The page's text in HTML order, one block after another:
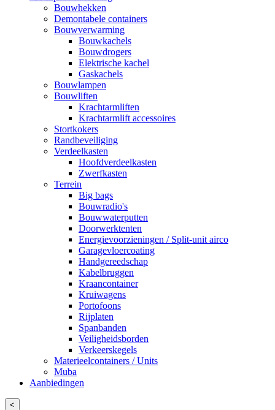
Bouwhekken
Demontabele containers
Bouwverwarming
Bouwkachels
Bouwdrogers
Elektrische kachel
Gaskachels
Bouwlampen
Bouwliften
Krachtarmliften
Krachtarmlift accessoires
Stortkokers
Randbeveiliging
Verdeelkasten
Hoofdverdeelkasten
Zwerfkasten
Terrein
Big bags
Bouwradio's
Bouwwaterputten
Doorwerktenten
Energievoorzieningen / Split-unit airco
Garagevloercoating
Handgereedschap
Kabelbruggen
Kraancontainer
Kruiwagens
Portofoons
Rijplaten
Spanbanden
Veiligheidsborden
Verkeerskegels
Materieelcontainers / Units
Muba
Aanbiedingen
<